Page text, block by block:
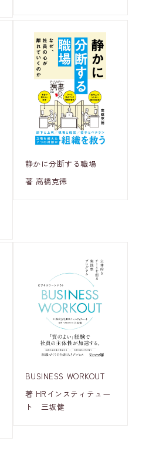
静かに分断する職場
著 高橋克徳
BUSINESS WORKOUT
著 HRインスティテュー
ト 三坂健